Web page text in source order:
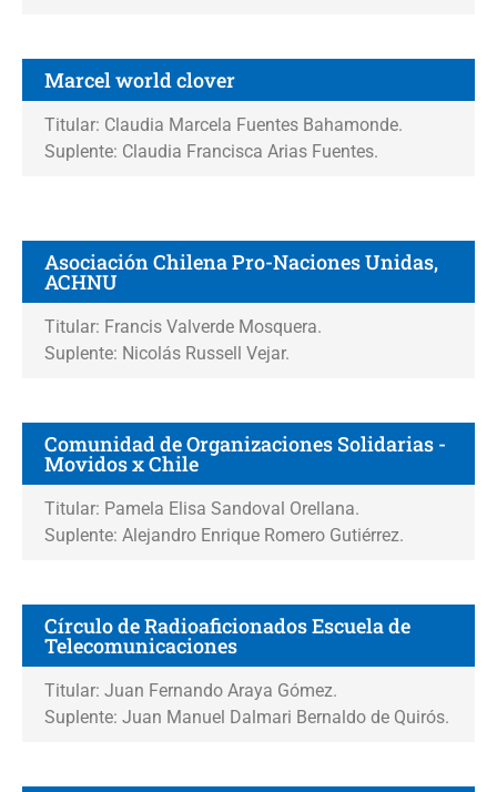
Marcel world clover
Titular: Claudia Marcela Fuentes Bahamonde.
Suplente: Claudia Francisca Arias Fuentes.
Asociación Chilena Pro-Naciones Unidas,
ACHNU
Titular: Francis Valverde Mosquera.
Suplente: Nicolás Russell Vejar.
Comunidad de Organizaciones Solidarias -
Movidos x Chile
Titular: Pamela Elisa Sandoval Orellana.
Suplente: Alejandro Enrique Romero Gutiérrez.
Círculo de Radioaficionados Escuela de
Telecomunicaciones
Titular: Juan Fernando Araya Gómez.
Suplente: Juan Manuel Dalmari Bernaldo de Quirós.